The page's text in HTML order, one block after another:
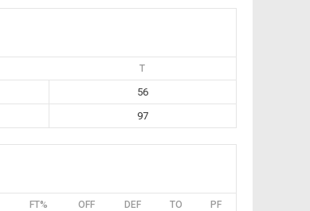
T
56
97
FT% OFF DEF TO PF